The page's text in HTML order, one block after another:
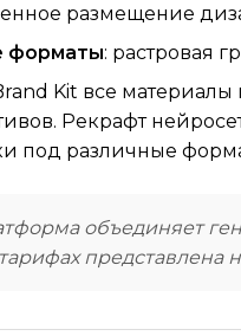
размещение
форматы: растровая
Kit все
Рекрафт
под различные
объединяет
представлена